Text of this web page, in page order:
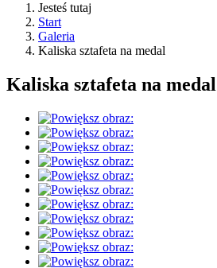
Jesteś tutaj
Start
Galeria
Kaliska sztafeta na medal
Kaliska sztafeta na medal